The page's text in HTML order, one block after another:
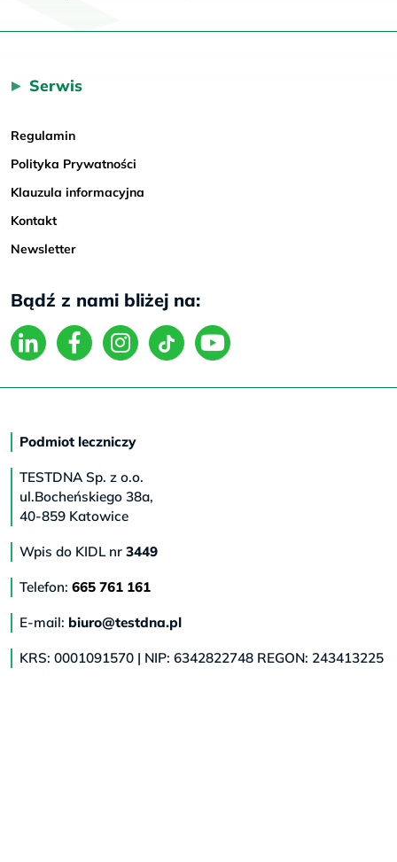
Serwis
Regulamin
Polityka Prywatności
Klauzula informacyjna
Kontakt
Newsletter
Bądź z nami bliżej na:
Podmiot leczniczy
TESTDNA Sp. z o.o.
ul.Bocheńskiego 38a,
40-859 Katowice
Wpis do KIDL nr 3449
Telefon: 665 761 161
E-mail: biuro@testdna.pl
KRS: 0001091570 | NIP: 6342822748 REGON: 243413225